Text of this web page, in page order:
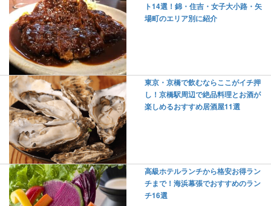
ト14選！錦・住吉・女子大小路・矢
場町のエリア別に紹介
東京・京橋で飲むならここがイチ押
し！京橋駅周辺で絶品料理とお酒が
楽しめるおすすめ居酒屋11選
高級ホテルランチから格安お得ラン
チまで！海浜幕張でおすすめのラン
チ16選